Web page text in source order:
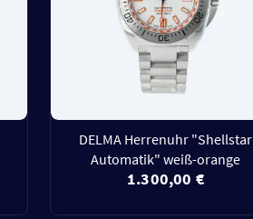
DELMA Herrenuhr "Shellstar
Automatik" weiß-orange
1.300,00 €